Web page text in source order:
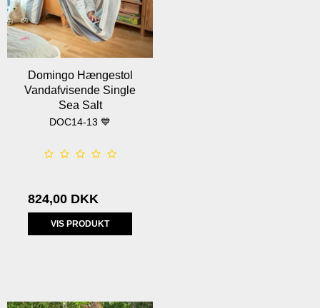
Domingo Hængestol
Vandafvisende Single
Sea Salt
DOC14-13 💙
824,00 DKK
VIS PRODUKT